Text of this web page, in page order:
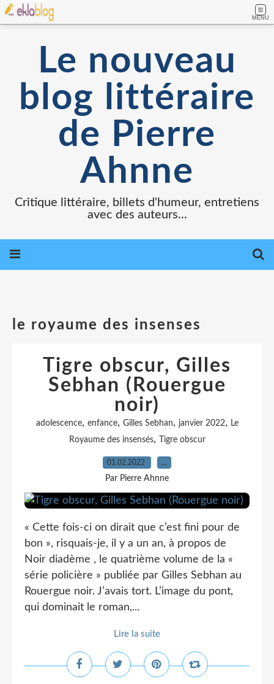
MENU
Le nouveau
blog littéraire
de Pierre
Ahnne
Critique littéraire, billets d'humeur, entretiens
avec des auteurs...
le royaume des insenses
Tigre obscur, Gilles
Sebhan (Rouergue
noir)
adolescence, enfance, Gilles Sebhan, janvier 2022, Le
Royaume des insensés, Tigre obscur
01.02.2022 …
Par Pierre Ahnne
« Cette fois-ci on dirait que c’est fini pour de
bon », risquais-je, il y a un an, à propos de
Noir diadème , le quatrième volume de la «
série policière » publiée par Gilles Sebhan au
Rouergue noir. J’avais tort. L’image du pont,
qui dominait le roman,...
Lire la suite